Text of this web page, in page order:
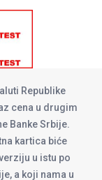
Republike
cena u drugim
Banke Srbije.
kartica biće
u istu po
a koji nama u